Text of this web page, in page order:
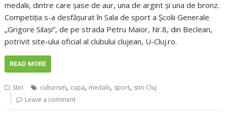
medalii, dintre care șase de aur, una de argint și una de bronz.
Competiția s-a desfășurat în Sala de sport a Școlii Generale
„Grigore Silași”, de pe strada Petru Maior, Nr.8, din Beclean,
potrivit site-ului oficial al clubului clujean, U-Cluj.ro.
READ MORE
Stiri culturism, cupa, medalii, sport, stiri Cluj
Leave a comment